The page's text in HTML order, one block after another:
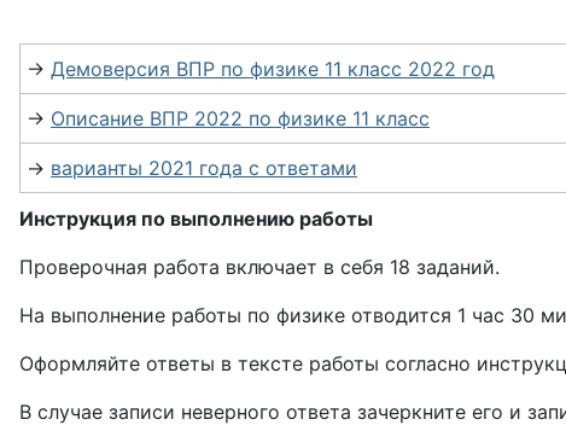
→ Демоверсия ВПР по физике 11 класс 2022 год
→ Описание ВПР 2022 по физике 11 класс
→ варианты 2021 года с ответами
Инструкция по выполнению работы
Проверочная работа включает в себя 18 заданий.
На выполнение работы по физике отводится 1 час 30
Оформляйте ответы в тексте работы согласно
В случае записи неверного ответа зачеркните его и